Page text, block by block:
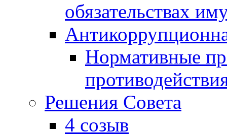
обязательствах
Нормативные
Решения Совета
4 созыв